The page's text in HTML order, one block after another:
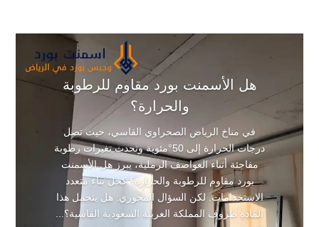
هل الأسمنت بورد مقاوم للرطوبة
والحرارة؟
في مناخ الرياض الصحراوي القاسي، حيث تصل
درجات الحرارة إلى 50°مئوية وتحدث تغيرات رطوبة
مفاجئة أثناء العواصف الرملية، يبرز هل الأسمنت
بورد مقاوم للرطوبة والحرارة؟ كحل بناء متعدد
الاستخدامات. لكن السؤال المحوري: هل يتحمل هذا
المادة ظروف المملكة العربية السعودية القاسية؟...